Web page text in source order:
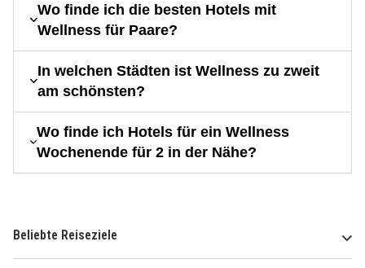
Wo finde ich die besten Hotels mit
Wellness für Paare?
In welchen Städten ist Wellness zu zweit
am schönsten?
Wo finde ich Hotels für ein Wellness
Wochenende für 2 in der Nähe?
Beliebte Reiseziele